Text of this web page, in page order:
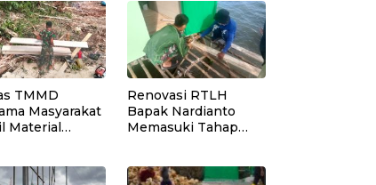
Jalan
TMMD
Masyarakat
Material
Renovasi RTLH
Bapak Nardianto
Memasuki Tahap